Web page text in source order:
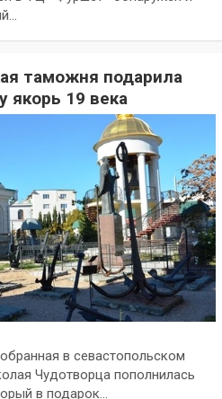
таможня подарила
якорь 19 века
в севастопольском
Чудотворца пополнилась
в подарок…